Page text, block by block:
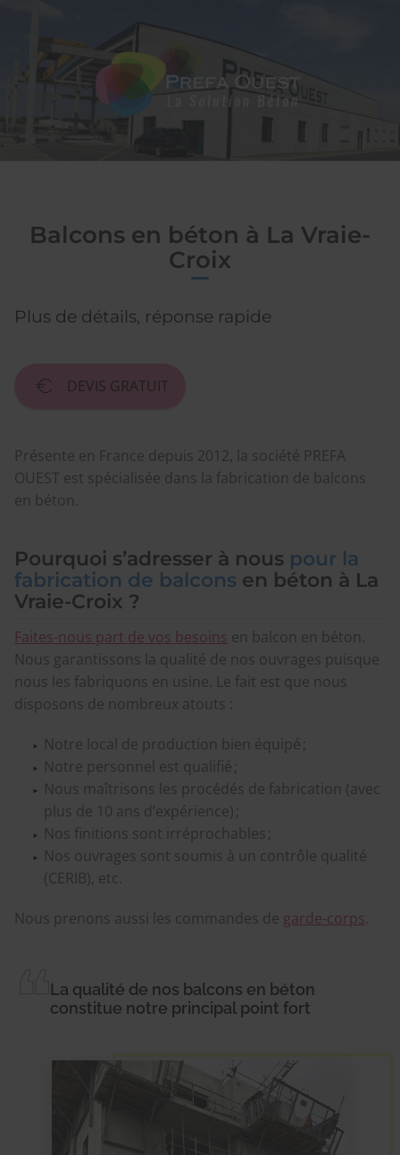
Balcons en béton à La Vraie-
Croix
Plus de détails, réponse rapide
DEVIS GRATUIT
Présente en France depuis 2012, la société PREFA
OUEST est spécialisée dans la fabrication de balcons
en béton.
Pourquoi s’adresser à nous pour la
fabrication de balcons en béton à La
Vraie-Croix ?
Faites-nous part de vos besoins en balcon en béton.
Nous garantissons la qualité de nos ouvrages puisque
nous les fabriquons en usine. Le fait est que nous
disposons de nombreux atouts :
Notre local de production bien équipé ;
Notre personnel est qualifié ;
Nous maîtrisons les procédés de fabrication (avec
plus de 10 ans d’expérience) ;
Nos finitions sont irréprochables ;
Nos ouvrages sont soumis à un contrôle qualité
(CERIB), etc.
Nous prenons aussi les commandes de garde-corps
La qualité de nos balcons en béton
constitue notre principal point fort